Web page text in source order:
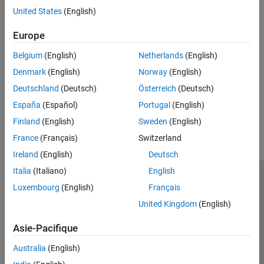
Communication in Simulink
Vehicle network communication in Simulink
Related Information
Vendor Limitations
How useful was this information?
United States (English)
Europe
Belgium (English)
Denmark (English)
Deutschland (Deutsch)
España (Español)
Finland (English)
France (Français)
Ireland (English)
Italia (Italiano)
Luxembourg (English)
Netherlands(English)
Norway(English)
Österreich (Deutsch)
Portugal (English)
Sweden (English)
Switzerland
Deutsch
English
Français
United Kingdom(English)
Asie-Pacifique
Australia (English)